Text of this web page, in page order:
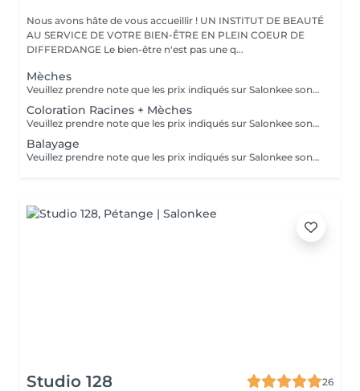
Nous avons hâte de vous accueillir ! UN INSTITUT DE BEAUTÉ
AU SERVICE DE VOTRE BIEN-ÊTRE EN PLEIN COEUR DE
DIFFERDANGE Le bien-être n'est pas une q...
Mèches
Veuillez prendre note que les prix indiqués sur Salonkee sont communiqués à titre informatif et s'entendent de base. Ces derniers sont susceptibles de varier selon le diagnostic réalisé à votre arrivée au salon et l'expertise du professionnel à qui vous confiez votre beauté. Dans tous les cas, un devis précis vous sera proposé et toutes réalisations de prestations seront effectuées avec votre accord. Un grand merci d'avance pour votre compréhension. Au plaisir de vous recevoir très vite.
Coloration Racines + Mèches
Veuillez prendre note que les prix indiqués sur Salonkee sont communiqués à titre informatif et s'entendent de base. Ces derniers sont susceptibles de varier selon le diagnostic réalisé à votre arrivée au salon et l'expertise du professionnel à qui vous confiez votre beauté. Dans tous les cas, un devis précis vous sera proposé et toutes réalisations de prestations seront effectuées avec votre accord. Un grand merci d'avance pour votre compréhension. Au plaisir de vous recevoir très vite.
Balayage
Veuillez prendre note que les prix indiqués sur Salonkee sont communiqués à titre informatif et s'entendent de base. Ces derniers sont susceptibles de varier selon le diagnostic réalisé à votre arrivée au salon et l'expertise du professionnel à qui vous confiez votre beauté. Dans tous les cas, un devis précis vous sera proposé et toutes réalisations de prestations seront effectuées avec votre accord. Un grand merci d'avance pour votre compréhension. Au plaisir de vous recevoir très vite.
Studio 128
26